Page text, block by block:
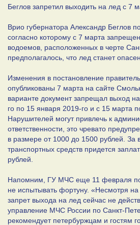
Беглов запретил выходить на лед с 7
Врио губернатора Александр Беглов
согласно которому с 7 марта
водоемов, расположенных в черте
предполагалось, что лед станет
Изменения в постановление
опубликованы 7 марта на сайте
варианте документ запрещал выход
го по 15 января 2019-го и с 15 марта
Нарушителей могут привлечь к
ответственности, это чревато
в размере от 1000 до 1500 рублей. За
транспортных средств придется
рублей.
Напомним, ГУ МЧС еще 11 февраля
не испытывать фортуну. «Несмотря
запрет выхода на лед сейчас не
управление МЧС России по Санкт-
рекомендует петербуржцам и гостям